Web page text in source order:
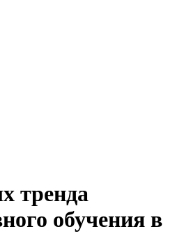
тренда
обучения в